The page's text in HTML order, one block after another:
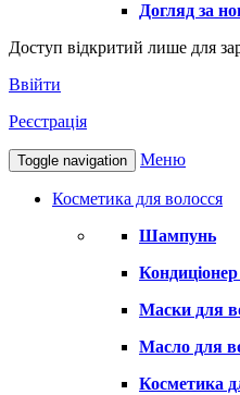
Догляд за
Доступ відкритий лише для
Ввійти
Реєстрація
Toggle navigation Меню
Косметика для волосся
Шампунь
Маски для
Масло для
Косметика